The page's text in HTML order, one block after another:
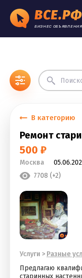
ВСЕ.РФ
БИЗНЕС ОБЪЯВЛЕНИЯ
В категорию
Ремонт
500 ₽
Москва
7708 (+2)
Услуги > Разные
Предлагаю
старинных